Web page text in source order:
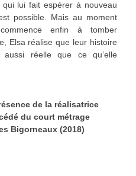
qui lui fait espérer à nouveau
possible. Mais au moment
enfin à tomber
Elsa réalise que leur histoire
aussi réelle que ce qu’elle
de la réalisatrice
du court métrage
Bigorneaux (2018)